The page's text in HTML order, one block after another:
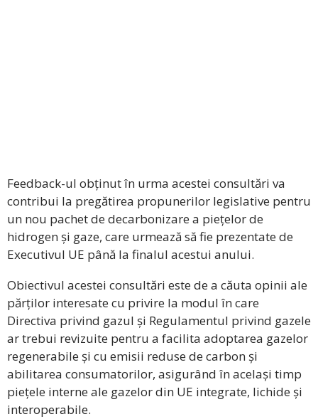
Feedback-ul obținut în urma acestei consultări va
contribui la pregătirea propunerilor legislative pentru
un nou pachet de decarbonizare a piețelor de
hidrogen și gaze, care urmează să fie prezentate de
Executivul UE până la finalul acestui anului.
Obiectivul acestei consultări este de a căuta opinii ale
părților interesate cu privire la modul în care
Directiva privind gazul și Regulamentul privind gazele
ar trebui revizuite pentru a facilita adoptarea gazelor
regenerabile și cu emisii reduse de carbon și
abilitarea consumatorilor, asigurând în același timp
piețele interne ale gazelor din UE integrate, lichide și
interoperabile.